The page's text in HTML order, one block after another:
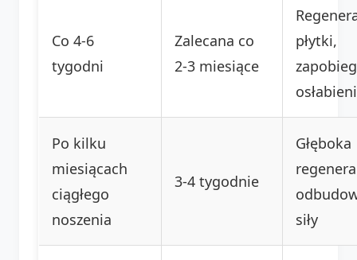
Co 4-6
tygodni
Zalecana co
2-3 miesiące
płytki,
Po kilku
miesiącach
ciągłego
noszenia
3-4 tygodnie
Głęboka
siły